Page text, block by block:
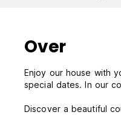
Over
Enjoy our house with
special dates. In our
Discover a beautiful